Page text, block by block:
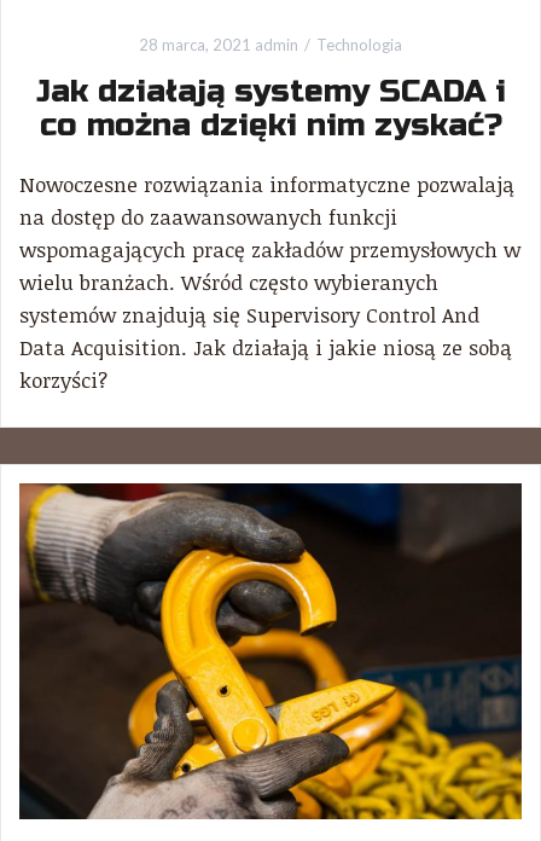
28 marca, 2021 admin Technologia
Jak działają systemy SCADA i
co można dzięki nim zyskać?
Nowoczesne rozwiązania informatyczne pozwalają
na dostęp do zaawansowanych funkcji
wspomagających pracę zakładów przemysłowych w
wielu branżach. Wśród często wybieranych
systemów znajdują się Supervisory Control And
Data Acquisition. Jak działają i jakie niosą ze sobą
korzyści?